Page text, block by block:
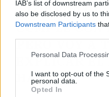
IAB’s list of downstream
also be disclosed by us to
Downstream Participants
Personal Data
I want to opt-out of the
personal data.
Opted In
ALGUNOS
CUMPLE
PERO VOY A
EXPLICAR EL
HACE.